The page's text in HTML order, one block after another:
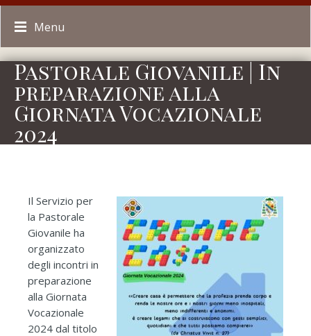
Menu
Pastorale Giovanile | In
preparazione alla
Giornata Vocazionale
2024
Il Servizio per
la Pastorale
Giovanile ha
organizzato
degli incontri in
preparazione
alla Giornata
Vocazionale
2024 dal titolo